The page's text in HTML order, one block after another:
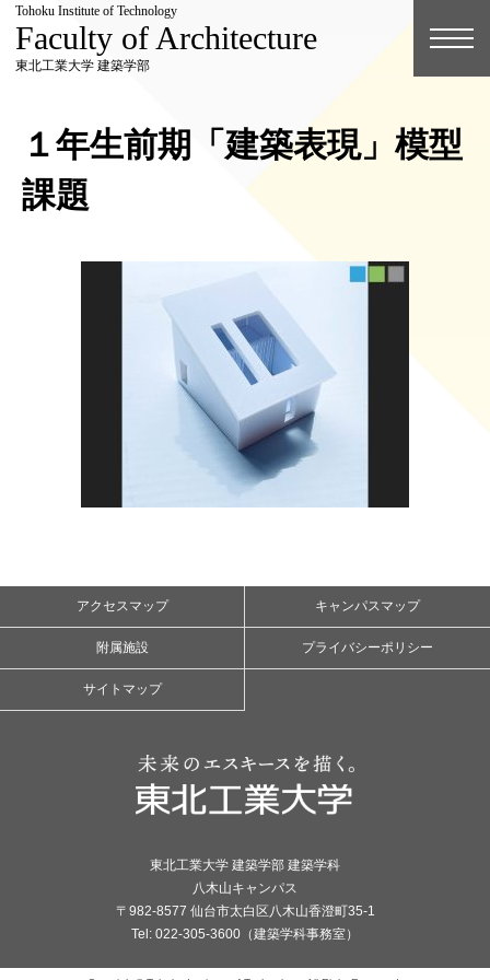
Tohoku Institute of Technology
Faculty of Architecture
東北工業大学 建築学部
１年生前期「建築表現」模型
課題
アクセスマップ キャンパスマップ
附属施設 プライバシーポリシー
サイトマップ
東北工業大学 建築学部 建築学科
八木山キャンパス
〒982-8577 仙台市太白区八木山香澄町35-1
Tel: 022-305-3600（建築学科事務室）